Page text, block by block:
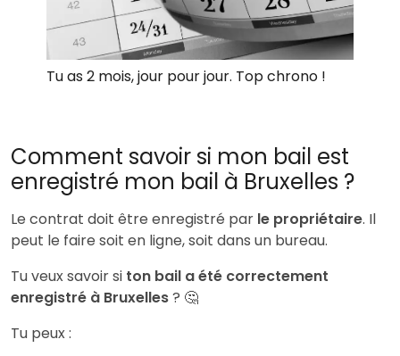
Tu as 2 mois, jour pour jour. Top chrono !
Comment savoir si mon bail est
enregistré mon bail à Bruxelles ?
Le contrat doit être enregistré par le propriétaire. Il
peut le faire soit en ligne, soit dans un bureau.
Tu veux savoir si ton bail a été correctement
enregistré à Bruxelles? 🤔
Tu peux :